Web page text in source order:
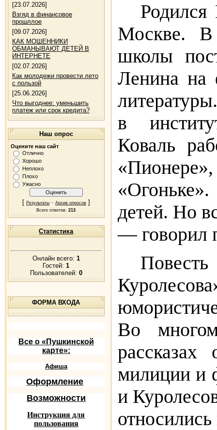
[23.07.2026]
Взгяд в финансовое
прошллое
[09.07.2026]
КАК МОШЕННИКИ
ОБМАНЫВАЮТ ДЕТЕЙ В
ИНТЕРНЕТЕ
[02.07.2026]
Как молодежи провести лето
с пользой
[25.06.2026]
Что выгоднее: уменьшить
платеж или срок кредита?
Наш опрос
Оцените наш сайт
Отлично
Хорошо
Неплохо
Плохо
Ужасно
[ Результаты · Архив опросов ]
Всего ответов:213
Статистика
Онлайн всего: 1
Гостей:1
Пользователей: 0
ФОРМА ВХОДА
Все о «Пушкинской
карте»:
Афиша
Оформление
Возможности
Инструкция для
пользования
Москве. В
школы
Ленина на
в
Коваль
детей. Но
— говорил
Во
милиции и
и